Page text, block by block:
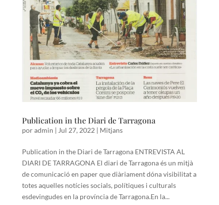
Publication in the Diari de Tarragona
poradmin | Jul 27, 2022 | Mitjans
Publication in the Diari de Tarragona ENTREVISTA AL
DIARI DE TARRAGONA El diari de Tarragona és un mitjà
de comunicació en paper que diàriament dóna visibilitat a
totes aquelles notícies socials, polítiques i culturals
esdevingudes en la província de Tarragona.En la...